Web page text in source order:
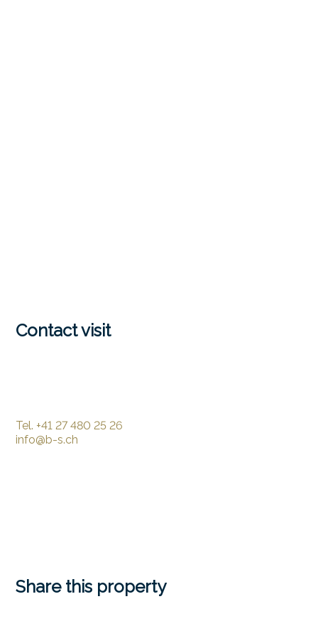
Contact visit
Tel. +41 27 480 25 26
info@b-s.ch
Share this property